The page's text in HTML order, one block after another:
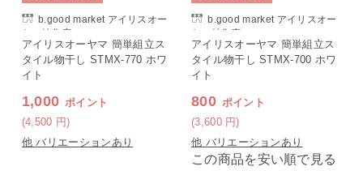
b.good market アイリスオー
ヤマ特集店
アイリスオーヤマ 簡単組立ス
タイル物干し STMX-770 ホワ
イト
1,000 ポイント
(4,500 円)
他 バリエーションあり
b.good market アイリスオー
ヤマ特集店
アイリスオーヤマ 簡単組立ス
タイル物干し STMX-700 ホワ
イト
800 ポイント
(3,600 円)
他 バリエーションあり
この商品を安い順で見る